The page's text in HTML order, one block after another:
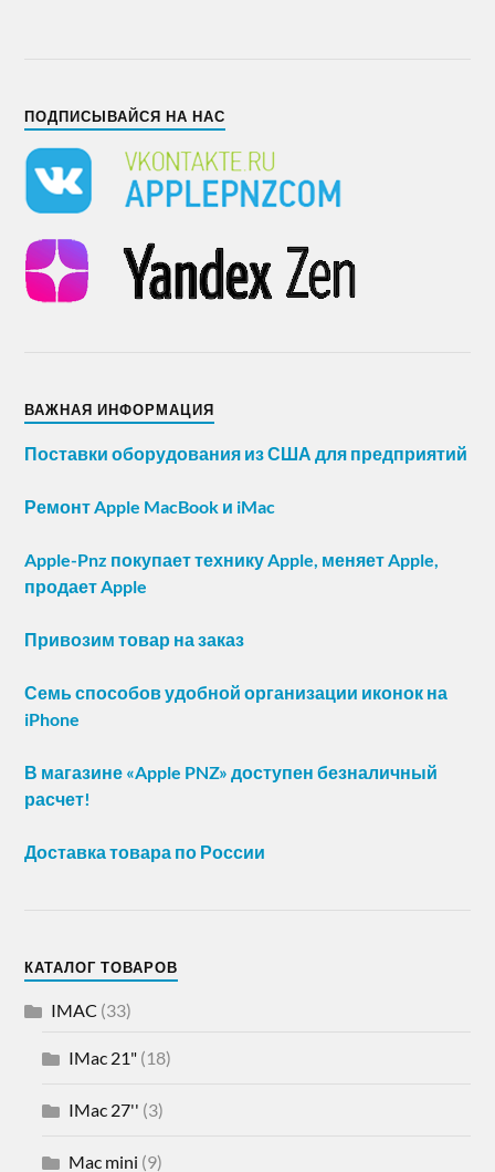
ПОДПИСЫВАЙСЯ НА НАС
ВАЖНАЯ ИНФОРМАЦИЯ
Поставки оборудования из США для предприятий
Ремонт Apple MacBook и iMac
Apple-Pnz покупает технику Apple, меняет Apple,
продает Apple
Привозим товар на заказ
Семь способов удобной организации иконок на
iPhone
В магазине «Apple PNZ» доступен безналичный
расчет!
Доставка товара по России
КАТАЛОГ ТОВАРОВ
IMAC (33)
IMac 21" (18)
IMac 27'' (3)
Mac mini (9)